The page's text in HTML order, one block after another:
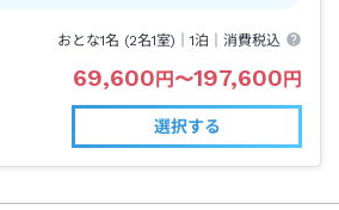
おとな1名 (2名1室)｜1泊 ｜消費税込
69,600円〜197,600円
選択する